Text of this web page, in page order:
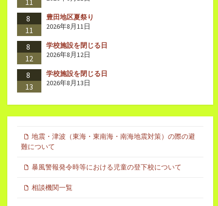
8
11
豊田地区夏祭り
2026年8月11日
8
12
学校施設を閉じる日
2026年8月12日
8
13
学校施設を閉じる日
2026年8月13日
地震・津波（東海・東南海・南海地震対策）の際の避
難について
暴風警報発令時等における児童の登下校について
相談機関一覧